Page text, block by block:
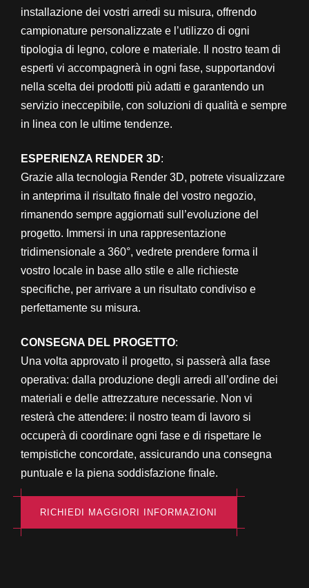
installazione dei vostri arredi su misura, offrendo
campionature personalizzate e l’utilizzo di ogni
tipologia di legno, colore e materiale. Il nostro team di
esperti vi accompagnerà in ogni fase, supportandovi
nella scelta dei prodotti più adatti e garantendo un
servizio ineccepibile, con soluzioni di qualità e sempre
in linea con le ultime tendenze.
ESPERIENZA RENDER 3D:
Grazie alla tecnologia Render 3D, potrete visualizzare
in anteprima il risultato finale del vostro negozio,
rimanendo sempre aggiornati sull’evoluzione del
progetto. Immersi in una rappresentazione
tridimensionale a 360°, vedrete prendere forma il
vostro locale in base allo stile e alle richieste
specifiche, per arrivare a un risultato condiviso e
perfettamente su misura.
CONSEGNA DEL PROGETTO:
Una volta approvato il progetto, si passerà alla fase
operativa: dalla produzione degli arredi all’ordine dei
materiali e delle attrezzature necessarie. Non vi
resterà che attendere: il nostro team di lavoro si
occuperà di coordinare ogni fase e di rispettare le
tempistiche concordate, assicurando una consegna
puntuale e la piena soddisfazione finale.
RICHIEDI MAGGIORI INFORMAZIONI